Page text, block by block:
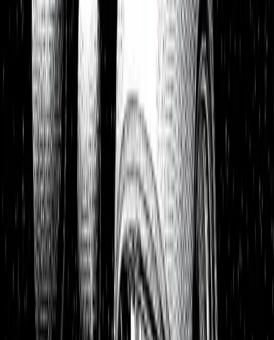
WatchlistUnsere Top-Picks zum Kauf
Portfolios 26,8 % p.a. seit 2018
Finanzielle Freiheit 26,8 % p.a.Dividendendepot18,6 % p.a.
1:1 Begleitung
Über uns
7 Tage kostenlos testen